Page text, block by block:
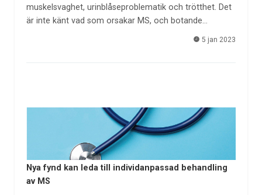
muskelsvaghet, urinblåseproblematik och trötthet. Det
är inte känt vad som orsakar MS, och botande…
5 jan 2023
Nya fynd kan leda till individanpassad behandling
av MS